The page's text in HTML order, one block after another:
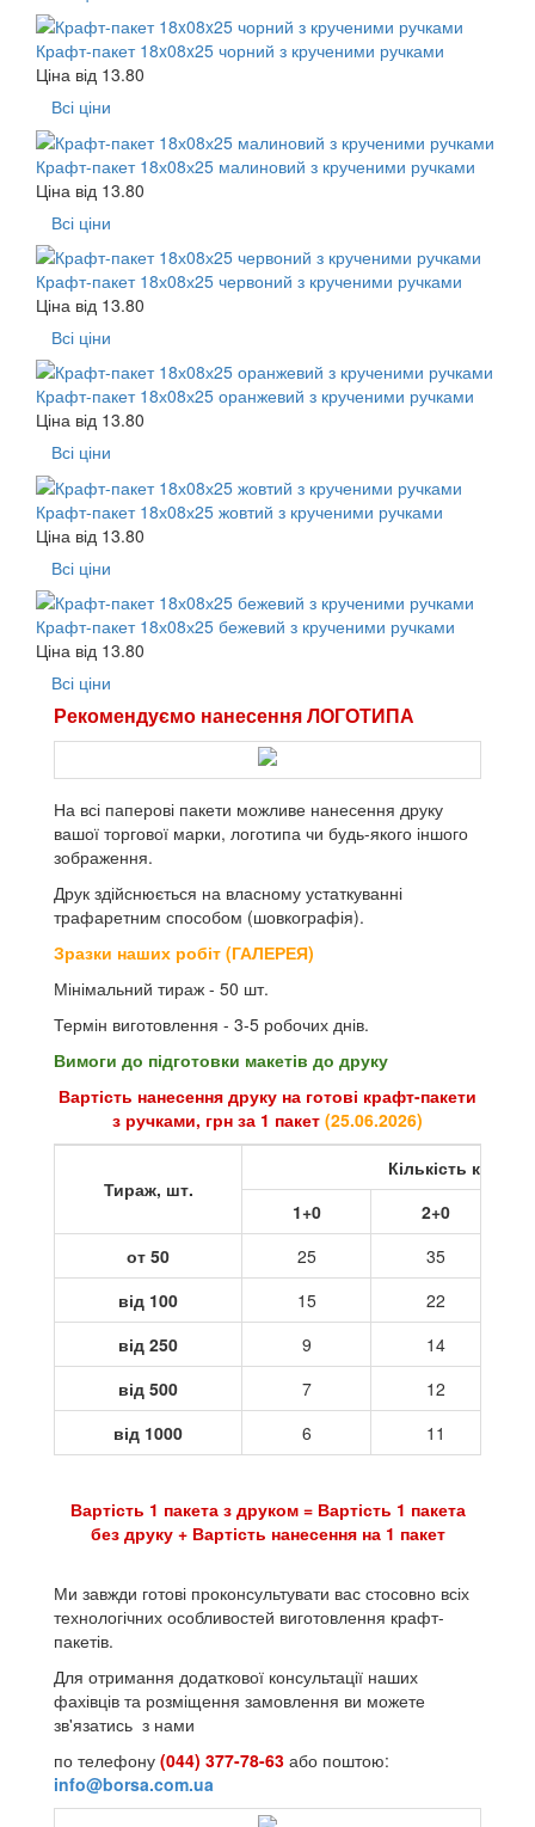
Крафт-пакет 18x08x25 чорний з крученими ручками
Ціна від 13.80
Всі ціни
Крафт-пакет 18х08х25 малиновий з крученими ручками
Ціна від 13.80
Всі ціни
Крафт-пакет 18х08х25 червоний з крученими ручками
Ціна від 13.80
Всі ціни
Крафт-пакет 18х08х25 оранжевий з крученими ручками
Ціна від 13.80
Всі ціни
Крафт-пакет 18х08х25 жовтий з крученими ручками
Ціна від 13.80
Всі ціни
Крафт-пакет 18х08х25 бежевий з крученими ручками
Ціна від 13.80
Всі ціни
Рекомендуємо нанесення ЛОГОТИПА
На всі паперові пакети можливе нанесення друку
вашої торгової марки, логотипа чи будь-якого іншого
зображення.
Друк здійснюється на власному устаткуванні
трафаретним способом (шовкографія).
Зразки наших робіт (ГАЛЕРЕЯ)
Мінімальний тираж - 50 шт.
Термін виготовлення - 3-5 робочих днів.
Вимоги до підготовки макетів до друку
Вартість нанесення друку на готові крафт-пакети
з ручками, грн за 1 пакет (25.06.2026)
Тираж, шт.
Кількість
1+0
2+0
от 50
25
35
від 100
15
22
від 250
9
14
від 500
7
12
від 1000
6 11
Вартість 1 пакета з друком = Вартість 1 пакета
без друку + Вартість нанесення на 1 пакет
Ми завжди готові проконсультувати вас стосовно всіх
технологічних особливостей виготовлення крафт-
пакетів.
Для отримання додаткової консультації наших
фахівців та розміщення замовлення ви можете
зв'язатись з нами
по телефону (044) 377-78-63 або поштою:
info@borsa.com.ua